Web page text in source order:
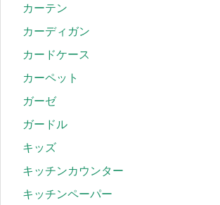
カーテン
カーディガン
カードケース
カーペット
ガーゼ
ガードル
キッズ
キッチンカウンター
キッチンペーパー